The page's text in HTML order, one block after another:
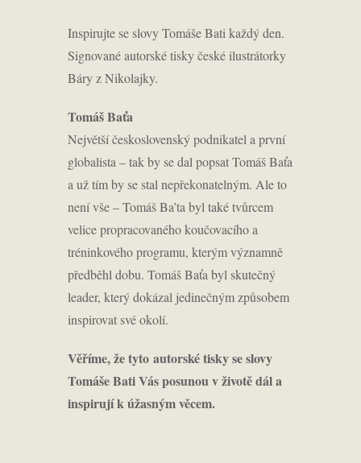
Inspirujte se slovy Tomáše Bati každý den.
Signované autorské tisky české ilustrátorky
Báry z Nikolajky.
Tomáš Baťa
Největší československý podnikatel a první
globalista – tak by se dal popsat Tomáš Baťa
a už tím by se stal nepřekonatelným. Ale to
není vše – Tomáš Ba’ta byl také tvůrcem
velice propracovaného koučovacího a
tréninkového programu, kterým významně
předběhl dobu. Tomáš Baťa byl skutečný
leader, který dokázal jedinečným způsobem
inspirovat své okolí.
Věříme, že tyto autorské tisky se slovy
Tomáše Bati Vás posunou v životě dál a
inspirují k úžasným věcem.